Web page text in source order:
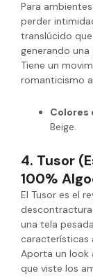
Para
perder
translúcido
generando
Tiene un
romanticismo
Colores
Beige.
4. Tusor
100%
El Tusor es el
una tela
características
Aporta un look
que viste los